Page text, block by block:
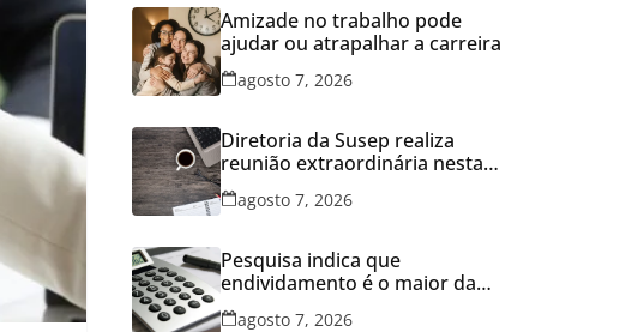
Amizade no trabalho pode
ajudar ou atrapalhar a carreira
agosto 7, 2026
Diretoria da Susep realiza
reunião extraordinária nesta
sexta-feira
agosto 7, 2026
Pesquisa indica que
endividamento é o maior da
série histórica
agosto 7, 2026